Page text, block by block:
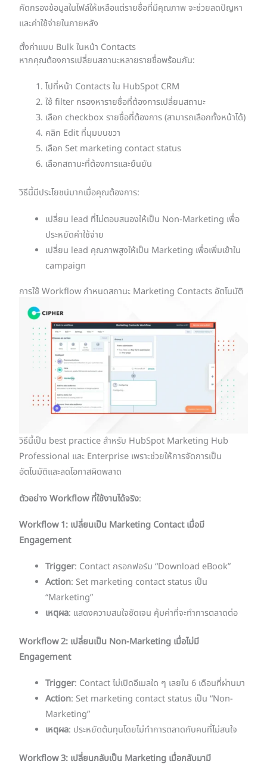
คัดกรองข้อมูลในไฟล์ให้เหลือแต่รายชื่อที่มีคุณภาพ จะช่วยลดปัญหา
และค่าใช้จ่ายในภายหลัง
ตั้งค่าแบบ Bulk ในหน้า Contacts
หากคุณต้องการเปลี่ยนสถานะหลายรายชื่อพร้อมกัน:
ไปที่หน้า Contacts ใน HubSpot CRM
ใช้ filter กรองหารายชื่อที่ต้องการเปลี่ยนสถานะ
เลือก checkbox รายชื่อที่ต้องการ (สามารถเลือกทั้งหน้าได้)
คลิก Edit ที่มุมบนขวา
เลือก Set marketing contact status
เลือกสถานะที่ต้องการและยืนยัน
วิธีนี้มีประโยชน์มากเมื่อคุณต้องการ:
เปลี่ยน lead ที่ไม่ตอบสนองให้เป็น Non-Marketing เพื่อ
ประหยัดค่าใช้จ่าย
เปลี่ยน lead คุณภาพสูงให้เป็น Marketing เพื่อเพิ่มเข้าใน
campaign
การใช้ Workflow กำหนดสถานะ Marketing Contacts อัตโนมัติ
วิธีนี้เป็น best practice สำหรับ HubSpot Marketing Hub
Professional และ Enterprise เพราะช่วยให้การจัดการเป็น
อัตโนมัติและลดโอกาสผิดพลาด
ตัวอย่าง Workflow ที่ใช้งานได้จริง:
Workflow 1: เปลี่ยนเป็น Marketing Contact เมื่อมี
Engagement
Trigger: Contact กรอกฟอร์ม “Download eBook”
Action: Set marketing contact status เป็น
“Marketing”
เหตุผล: แสดงความสนใจชัดเจน คุ้มค่าที่จะทำการตลาดต่อ
Workflow 2: เปลี่ยนเป็น Non-Marketing เมื่อไม่มี
Engagement
Trigger: Contact ไม่เปิดอีเมลใด ๆ เลยใน 6 เดือนที่ผ่านมา
Action: Set marketing contact status เป็น “Non-
Marketing”
เหตุผล: ประหยัดต้นทุนโดยไม่ทำการตลาดกับคนที่ไม่สนใจ
Workflow 3: เปลี่ยนกลับเป็น Marketing เมื่อกลับมามี